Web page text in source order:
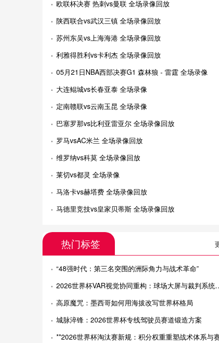
欧联杯决赛 热刺vs曼联 全场录像回放
陕西联合vs武汉三镇 全场录像回放
苏州东吴vs上海海港 全场录像回放
利雅得胜利vs卡利杰 全场录像回放
05月21日NBA西部决赛G1 森林狼 - 雷霆 全场录像
大连鲲城vs长春亚泰 全场录像
定南赣联vs云南玉昆 全场录像
巴塞罗那vs比利亚雷亚尔 全场录像回放
罗马vsAC米兰 全场录像回放
维罗纳vs科莫 全场录像回放
莱切vs都灵 全场录像
马洛卡vs赫塔费 全场录像回放
马德里竞技vs皇家贝蒂斯 全场录像回放
热门标签
“48强时代：第三名突围的洲际角力与战术革命”
2026世界杯VAR视觉协同重构：球场大屏与裁判系统的实时联动新范式
高原魔咒：墨西哥如何用海拔改写世界杯格局
城脉淬锋：2026世界杯专线驾驶员赛道锻造方案
**2026世界杯淘汰赛新规：积分权重重塑战术体系与赛制演进